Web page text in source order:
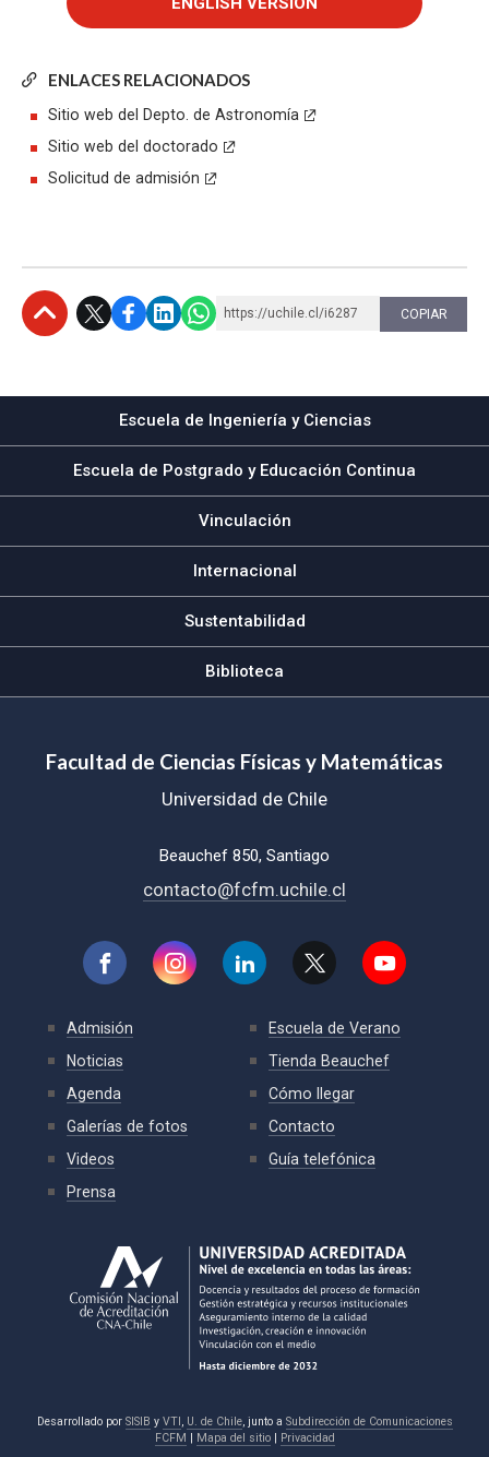
ENLACES RELACIONADOS
Sitio web del Depto. de Astronomía
Sitio web del doctorado
Solicitud de admisión
https://uchile.cl/i6287 COPIAR
Escuela de Ingeniería y Ciencias
Escuela de Postgrado y Educación Continua
Vinculación
Internacional
Sustentabilidad
Biblioteca
Facultad de Ciencias Físicas y Matemáticas
Universidad de Chile
Beauchef 850, Santiago
contacto@fcfm.uchile.cl
Admisión
Noticias
Agenda
Galerías de fotos
Videos
Prensa
Escuela de Verano
Tienda Beauchef
Cómo llegar
Contacto
Guía telefónica
Desarrollado por SISIB y VTI , U. de Chile, junto a Subdirección de Comunicaciones
FCFM
Mapa del sitio| Privacidad